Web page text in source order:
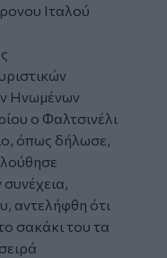
Ιταλού
Ηνωμένων
ο Φαλτσινέλι
όπως δήλωσε,
αντελήφθη ότι
σακάκι του τα